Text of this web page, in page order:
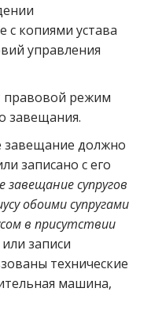
с копиями устава
управления
правовой режим
завещания.
завещание должно
записано с его
завещание супругов
обоими супругами
в присутствии
записи
технические
машина,